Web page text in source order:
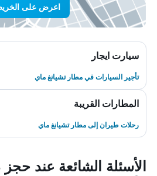
اعرض على
سيارت ايجار
تأجير السيارات في مطار تشيانغ ماي
المطارات القريبة
رحلات طيران إلى مطار تشيانغ ماي
الأسئلة الشائعة عند